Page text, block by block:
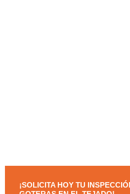
¡SOLICITA HOY TU